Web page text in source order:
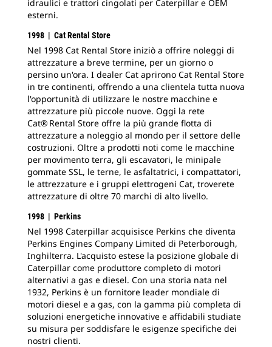
idraulici e trattori cingolati per Caterpillar e OEM
esterni.
1998 | Cat Rental Store
Nel 1998 Cat Rental Store iniziò a offrire noleggi di
attrezzature a breve termine, per un giorno o
persino un'ora. I dealer Cat aprirono Cat Rental Store
in tre continenti, offrendo a una clientela tutta nuova
l'opportunità di utilizzare le nostre macchine e
attrezzature più piccole nuove. Oggi la rete
Cat® Rental Store offre la più grande flotta di
attrezzature a noleggio al mondo per il settore delle
costruzioni. Oltre a prodotti noti come le macchine
per movimento terra, gli escavatori, le minipale
gommate SSL, le terne, le asfaltatrici, i compattatori,
le attrezzature e i gruppi elettrogeni Cat, troverete
attrezzature di oltre 70 marchi di alto livello.
1998 | Perkins
Nel 1998 Caterpillar acquisisce Perkins che diventa
Perkins Engines Company Limited di Peterborough,
Inghilterra. L'acquisto estese la posizione globale di
Caterpillar come produttore completo di motori
alternativi a gas e diesel. Con una storia nata nel
1932, Perkins è un fornitore leader mondiale di
motori diesel e a gas, con la gamma più completa di
soluzioni energetiche innovative e affidabili studiate
su misura per soddisfare le esigenze specifiche dei
nostri clienti.